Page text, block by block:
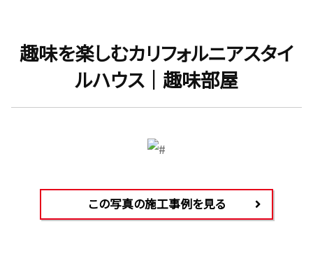
趣味を楽しむカリフォルニアスタイ
ルハウス｜趣味部屋
この写真の施工事例を見る